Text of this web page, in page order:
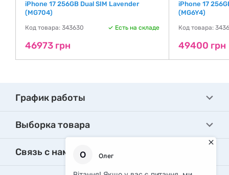
iPhone 17 256GB Dual SIM Lavender
(MG704)
Код товара: 343630 Есть на складе
46973 грн
iPhone 17
(MG6Y4)
Код товара:
49400 грн
График работы
Выборка товара
Связь с нами